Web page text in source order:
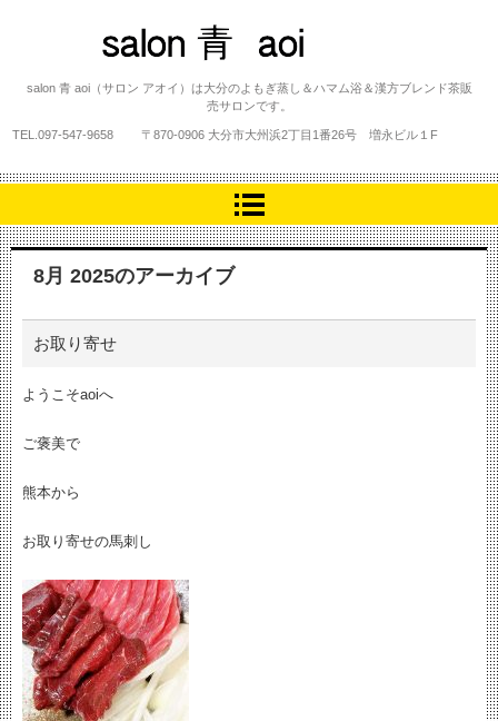
salon 青 aoi
salon 青 aoi（サロン アオイ）は大分のよもぎ蒸し＆ハマム浴＆漢方ブレンド茶販
売サロンです。
TEL. 097-547-9658 〒870-0906 大分市大州浜2丁目1番26号 増永ビル１F
8月 2025のアーカイブ
お取り寄せ
ようこそaoiへ
ご褒美で
熊本から
お取り寄せの馬刺し